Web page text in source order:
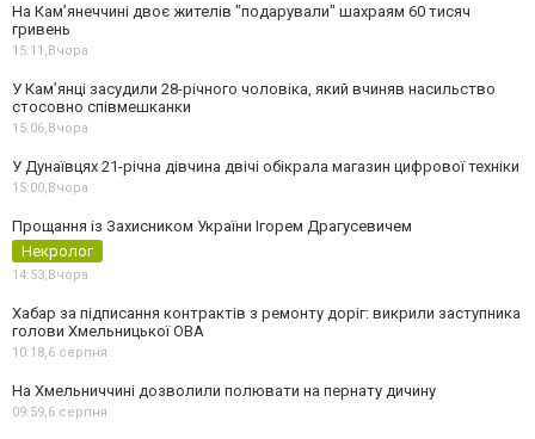
На Камʼянеччині двоє жителів "подарували" шахраям 60 тисяч
гривень
15:11,Вчора
У Камʼянці засудили 28-річного чоловіка, який вчиняв насильство
стосовно співмешканки
15:06,Вчора
У Дунаївцях 21-річна дівчина двічі обікрала магазин цифрової техніки
15:00,Вчора
Прощання із Захисником України Ігорем Драгусевичем
Некролог
14:53,Вчора
Хабар за підписання контрактів з ремонту доріг: викрили заступника
голови Хмельницької ОВА
10:18,6 серпня
На Хмельниччині дозволили полювати на пернату дичину
09:59,6 серпня